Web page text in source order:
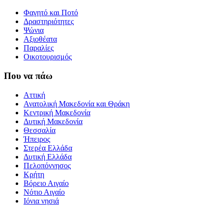
Φαγητό και Ποτό
Δραστηριότητες
Ψώνια
Αξιοθέατα
Παραλίες
Οικοτουρισμός
Που να πάω
Αττική
Ανατολική Μακεδονία και Θράκη
Κεντρική Μακεδονία
Δυτική Μακεδονία
Θεσσαλία
Ήπειρος
Στερέα Ελλάδα
Δυτική Ελλάδα
Πελοπόννησος
Κρήτη
Βόρειο Αιγαίο
Νότιο Αιγαίο
Ιόνια νησιά